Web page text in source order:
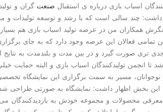
اسباب بازی درباره ی استقبال صنعت گران و
چند سالی است كه با رشد و توسعه تولیدات و
همكاران من در عرصه تولید اسباب بازی هم
تمامی فعالان این عرصه وجود دارد كه به جای
تری صورت گیرد و در بین مدت و بلندمدت به نتایج
تا انجمن تولیدكنندگان اسباب بازی و البته حمایت
مسیر به سمت برگزاری این نمایشگاه
بخش اظهار داشت: نمایشگاه به صورتی طراحی شده
محصولات و مجموعه خودش به بازدیدكنندگان می